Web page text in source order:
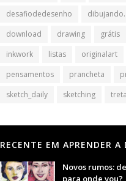
desafiodedesenho
dibujando.
download
drawing grátis
inkwork
listas originalart
pensamentos
prancheta
sketch_daily
sketching
RECENTE EM APRENDER A
Novos rumos:
para onde vou?